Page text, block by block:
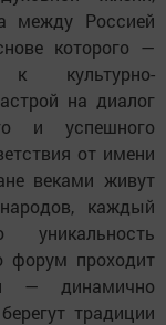
между Россией
которого —
культурно-
на диалог
и успешного
от имени
веками живут
каждый
форум проходит
— динамично
традиции